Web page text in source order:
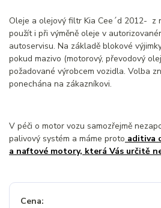
Oleje a olejový filtr Kia Cee´d 2012- z
použít i při výměně oleje v
autoservisu. Na základě blokové
pokud mazivo (motorový, převodový
požadované výrobcem vozidla. Volba
ponechána na zákazníkovi.
V péči o motor vozu samozřejmě
palivový systém a máme proto aditiva
a naftové motory, která Vás určitě
Cena: